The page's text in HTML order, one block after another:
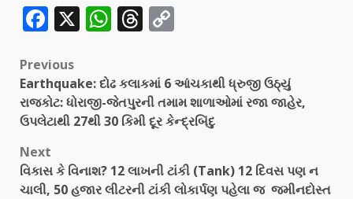
Facebook
X WhatsApp
Threads
Previous
Earthquake: દોઢ કલાકમાં 6 આંચકાથી ધ્રુજી ઉઠ્યું
રાજકોટ: ધોરાજી-જેતપુરની તમામ શાળાઓમાં રજા જાહેર,
ઉપલેટાથી 27થી 30 કિમી દૂર કેન્દ્રબિંદુ
Next
વિકાસ કે વિનાશ? 12 લાખની ટાંકી (Tank) 12 દિવસ પણ ન
ચાલી, 50 હજાર લીટરની ટાંકી લોકાર્પણ પહેલા જ જમીનદોસ્ત